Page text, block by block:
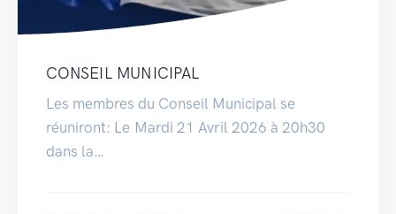
CONSEIL MUNICIPAL
Les membres du Conseil Municipal se
réuniront: Le Mardi 21 Avril 2026 à 20h30
dans la…